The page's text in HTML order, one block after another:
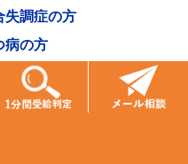
調症の方
病の方
病の方
や病の方
ンソン病の方
の方